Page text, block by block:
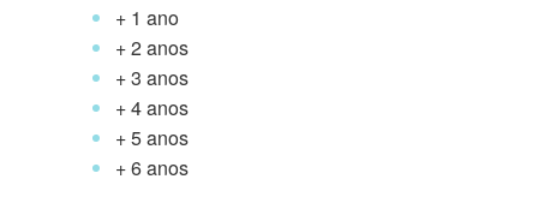
+ 1 ano
+ 2 anos
+ 3 anos
+ 4 anos
+ 5 anos
+ 6 anos